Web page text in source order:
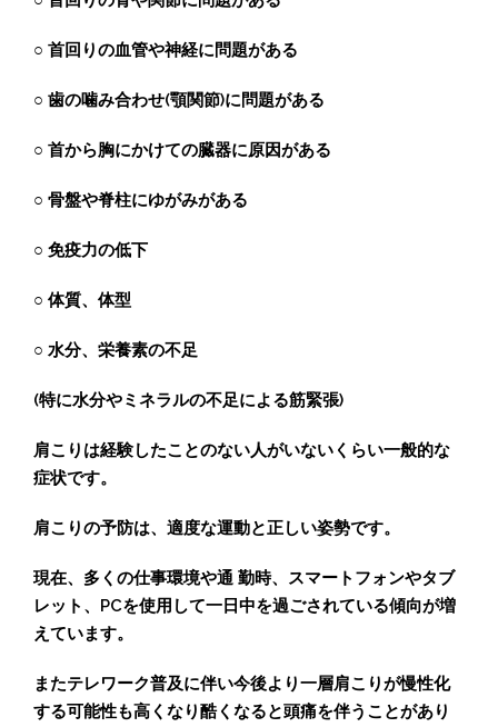
○ 首回りの血管や神経に問題がある
○ 歯の噛み合わせ(顎関節)に問題がある
○ 首から胸にかけての臓器に原因がある
○ 骨盤や脊柱にゆがみがある
○ 免疫力の低下
○ 体質、体型
○ 水分、栄養素の不足
(特に水分やミネラルの不足による筋緊張)
肩こりは経験したことのない人がいないくらい一般的な
症状です。
肩こりの予防は、適度な運動と正しい姿勢です。
現在、多くの仕事環境や通 勤時、スマートフォンやタブ
レット、PCを使用して一日中を過ごされている傾向が増
えています。
またテレワーク普及に伴い今後より一層肩こりが慢性化
する可能性も高くなり酷くなると頭痛を伴うことがあり